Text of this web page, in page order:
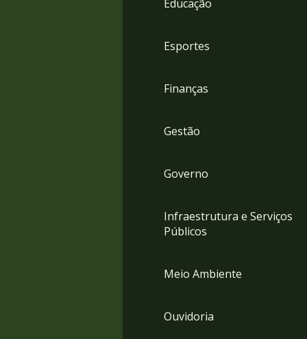
Educação
Esportes
Finanças
Gestão
Governo
Infraestrutura e Serviços
Públicos
Meio Ambiente
Ouvidoria